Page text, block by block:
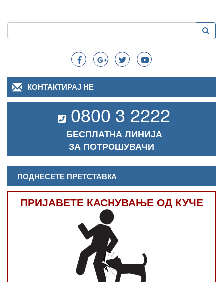
Search
Пребарување
КОНТАКТИРАЈ НЕ
0800 3 2222
БЕСПЛАТНА ЛИНИЈА
ЗА ПОТРОШУВАЧИ
ПОДНЕСЕТЕ ПРЕТСТАВКА
ПРИЈАВЕТЕ КАСНУВАЊЕ ОД КУЧЕ